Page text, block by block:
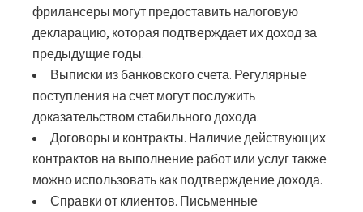
фрилансеры могут предоставить налоговую
декларацию, которая подтверждает их доход за
предыдущие годы.
Выписки из банковского счета. Регулярные
поступления на счет могут послужить
доказательством стабильного дохода.
Договоры и контракты. Наличие действующих
контрактов на выполнение работ или услуг также
можно использовать как подтверждение дохода.
Справки от клиентов. Письменные